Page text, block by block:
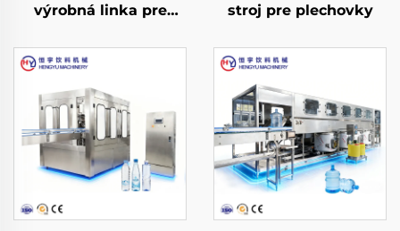
výrobná linka pre
stroj pre plechovky